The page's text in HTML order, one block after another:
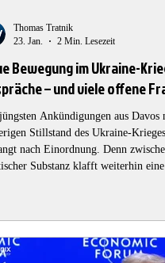
Bewegung im Ukraine-
– und viele offene
Ankündigungen aus Davos
Stillstand des Ukraine-
nach Einordnung. Denn
Substanz klafft weiterhin eine
Thomas Tratnik
23. Jan.
2 Min. Lesezeit